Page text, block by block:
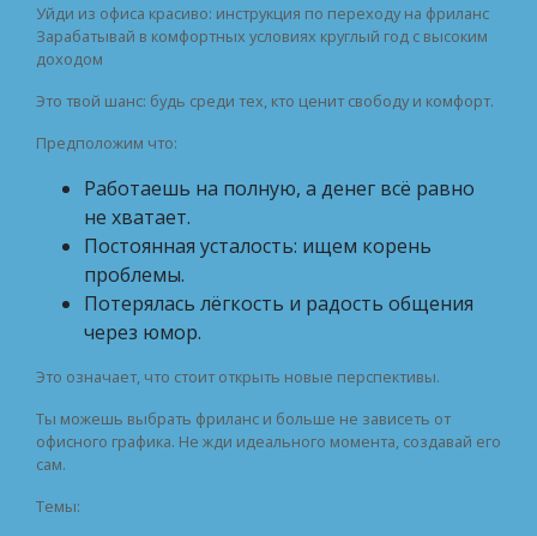
Уйди из офиса красиво: инструкция по переходу на фриланс
Зарабатывай в комфортных условиях круглый год с высоким
доходом
Это твой шанс: будь среди тех, кто ценит свободу и комфорт.
Предположим что:
Работаешь на полную, а денег всё равно
не хватает.
Постоянная усталость: ищем корень
проблемы.
Потерялась лёгкость и радость общения
через юмор.
Это означает, что стоит открыть новые перспективы.
Ты можешь выбрать фриланс и больше не зависеть от
офисного графика. Не жди идеального момента, создавай его
сам.
Темы: